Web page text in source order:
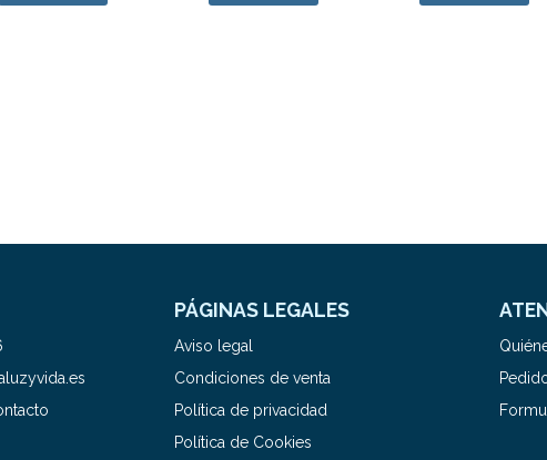
PÁGINAS LEGALES
Aviso legal
Condiciones de venta
Política de privacidad
Política de Cookies